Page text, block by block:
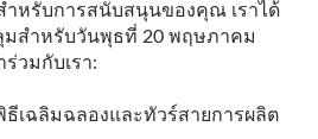
หรับการสนับสนุนของคุณ เราได้
มสำหรับวันพุธที่ 20 พฤษภาคม
วมกับเรา:
ธีเฉลิมฉลองและทัวร์สายการผลิต